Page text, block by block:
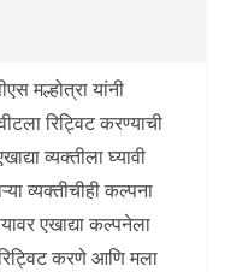
मल्होत्रा ​​यांनी
रिट्विट करण्याची
व्यक्तीला घ्यावी
व्यक्तीचीही कल्पना
एखाद्या कल्पनेला
करणे आणि मला